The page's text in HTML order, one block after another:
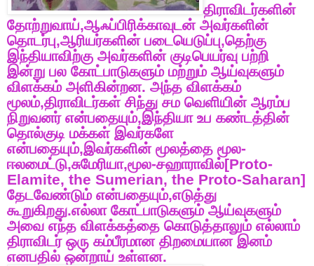
திராவிடர்களின்
தோற்றுவாய்,ஆஃப்பிரிக்காவுடன் அவர்களின்
தொடர்பு,ஆரியர்களின் படையெடுப்பு,தெற்கு
இந்தியாவிற்கு அவர்களின் குடிபெயர்வு பற்றி
இன்று பல கோட்பாடுகளும் மற்றும் ஆய்வுகளும்
விளக்கம் அளிகின்றன. அந்த விளக்கம்
மூலம்,திராவிடர்கள் சிந்து சம வெளியின் ஆரம்ப
நிறுவனர் என்பதையும்,இந்தியா உப கண்டத்தின்
தொல்குடி மக்கள் இவர்களே
என்பதையும்,இவர்களின் மூலத்தை மூல-
ஈலமைட்டு,சுமேரியா,மூல-சஹாராவில்[Proto-
Elamite, the Sumerian, the Proto-Saharan]
தேடவேண்டும் என்பதையும்,எடுத்து
கூறுகிறது.எல்லா கோட்பாடுகளும் ஆய்வுகளும்
அவை எந்த விளக்கத்தை கொடுத்தாலும் எல்லாம்
திராவிடர் ஒரு கம்பீரமான திறமையான இனம்
எனபதில் ஒன்றாய் உள்ளன.